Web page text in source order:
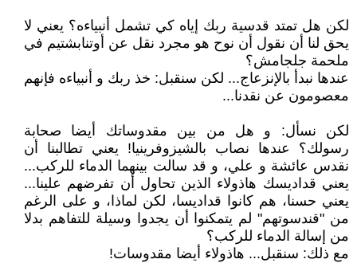
لكن هل تمتد قدسية ربك إياه كي تشمل أنبياءه؟ يعني لا
يحق لنا أن نقول أن نوح هو مجرد نقل عن أوتنابشتيم في
ملحمة جلجامش؟
عندها نبدأ بالإنزعاج... لكن سنقبل: خذ ربك و أنبياءه فإنهم
معصومون عن نقدنا...
لكن نسأل: و هل من بين مقدوساتك أيضا صحابة
رسولك؟ عندها نصاب بالشيزوفرينيا! يعني تطالبنا أن
نقدس عائشة و علي، و قد سالت بينهما الدماء للركب...
يعني قداديسك هاذولاء الذين تحاول أن تفرضهم علينا...
يعني حسنا، هم كانوا قداديسا، لكن لماذا، و على الرغم
من "قندسوتهم" لم يتمكنوا أن يجدوا وسيلة للتفاهم بدلا
من إسالة الدماء للركب؟
مع ذلك: سنقبل... هاذولاء أيضا مقدوسات!